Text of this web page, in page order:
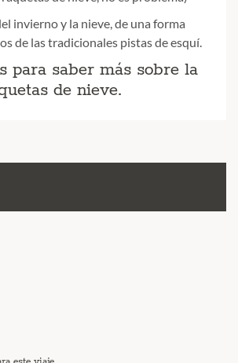
invierno y la nieve, de una forma
de las tradicionales pistas de esquí.
para saber más sobre la
de nieve.